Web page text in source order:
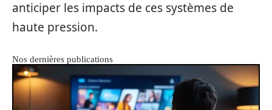
anticiper les impacts de ces systèmes de
haute pression.
Nos dernières publications